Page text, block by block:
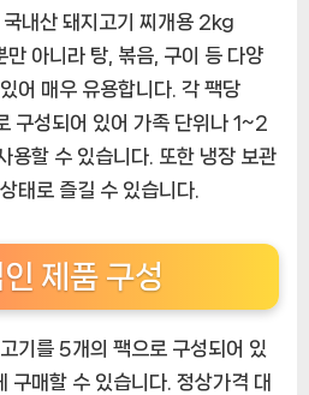
내산 돼지고기 찌개용 2kg
아니라 탕, 볶음, 구이 등 다양
어 매우 유용합니다. 각 팩당
구성되어 있어 가족 단위나 1~2
용할 수 있습니다. 또한 냉장 보관
태로 즐길 수 있습니다.
제품 구성
기를 5개의 팩으로 구성되어 있
구매할 수 있습니다. 정상가격 대